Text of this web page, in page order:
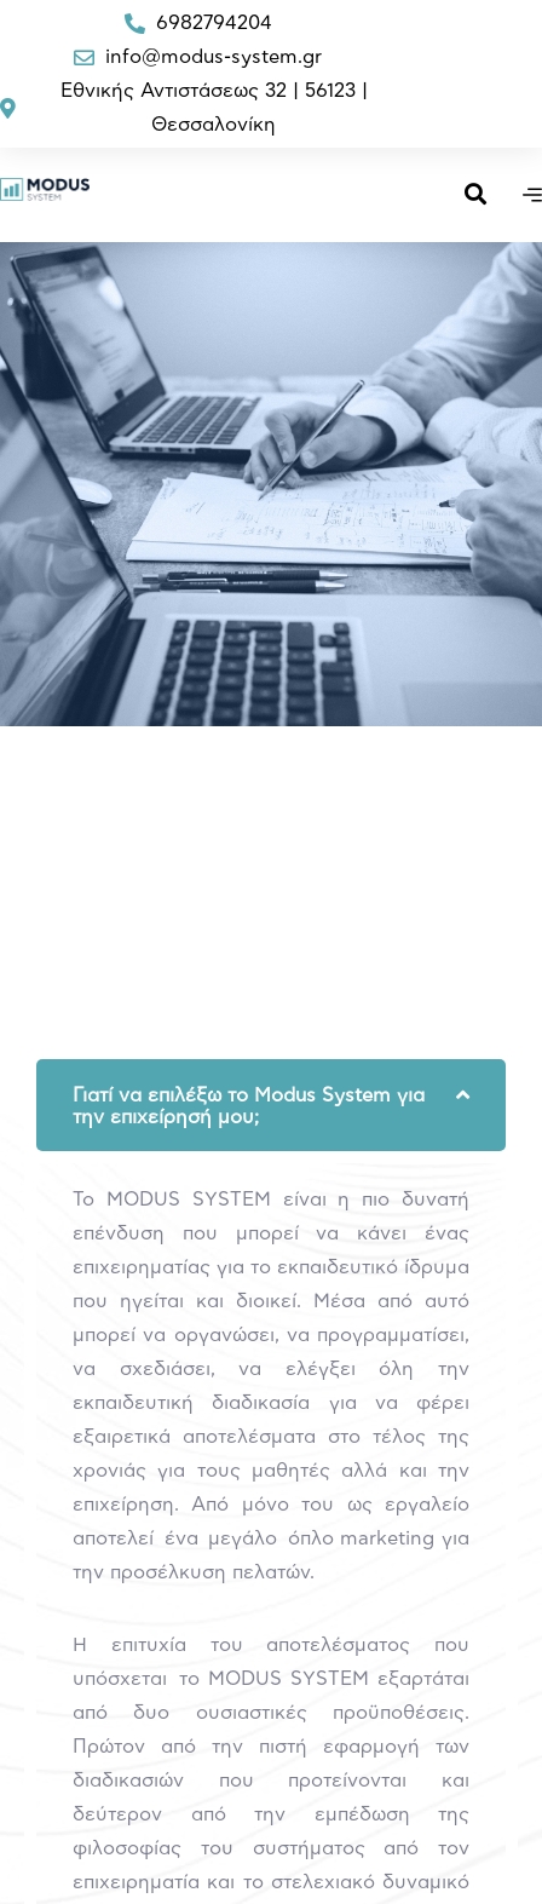
6982794204
info@modus-system.gr
Εθνικής Αντιστάσεως 32 | 56123 |
Θεσσαλονίκη
Γιατί να επιλέξω το Μodus System για
την επιχείρησή μου;
Το MODUS SYSTEM είναι η πιο δυνατή
επένδυση που μπορεί να κάνει ένας
επιχειρηματίας για το εκπαιδευτικό ίδρυμα
που ηγείται και διοικεί. Μέσα από αυτό
μπορεί να οργανώσει, να προγραμματίσει,
να σχεδιάσει, να ελέγξει όλη την
εκπαιδευτική διαδικασία για να φέρει
εξαιρετικά αποτελέσματα στο τέλος της
χρονιάς για τους μαθητές αλλά και την
επιχείρηση. Από μόνο του ως εργαλείο
αποτελεί ένα μεγάλο όπλο marketing για
την προσέλκυση πελατών.
Η επιτυχία του αποτελέσματος που
υπόσχεται το
MODUS SYSTEM
εξαρτάται
από δυο ουσιαστικές προϋποθέσεις.
Πρώτον από την πιστή εφαρμογή των
διαδικασιών που προτείνονται και
δεύτερον από την εμπέδωση της
φιλοσοφίας του συστήματος από τον
επιχειρηματία και το στελεχιακό δυναμικό